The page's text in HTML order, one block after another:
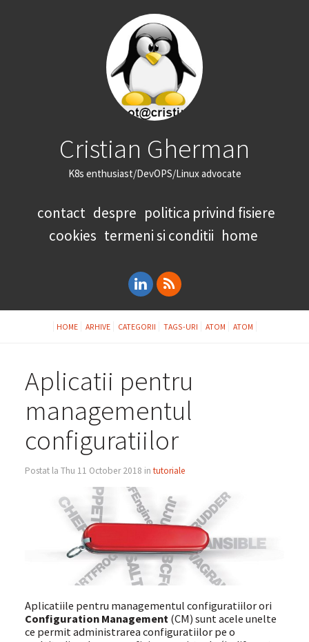
Cristian Gherman
K8s enthusiast/DevOPS/Linux advocate
contact despre politica privind fisiere
cookies termeni si conditii home
HOME ARHIVE CATEGORII TAGS-URI ATOM ATOM
Aplicatii pentru
managementul
configuratiilor
Postat la Thu 11 October 2018 in tutoriale
Aplicatiile pentru managementul configuratiilor ori
Configuration Management (CM) sunt acele unelte
ce permit administrarea configuratiilor pe o